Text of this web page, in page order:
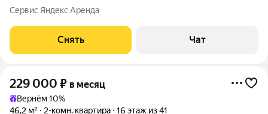
срок от 11 месяцев. Из техники есть: Телевизор Духовой шкаф
Стиральная машина Холодильник Посудомоечная машина
Кондиционер Бойлер Пылесос
Сервис Яндекс Аренда
Снять Чат
229 000 ₽ в месяц
Вернём 10%
46,2 м²
2-комн. квартира 16 этаж из 41